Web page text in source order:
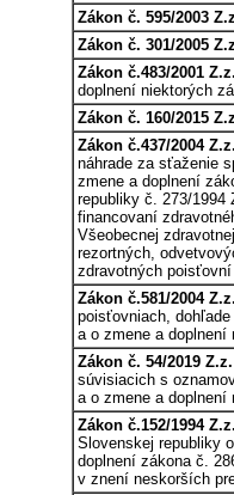
Zákon č. 595/2003
Zákon č. 301/2005
Zákon č.483/2001 Z.z.
doplnení niektorých
Zákon č. 160/2015
Zákon č.437/2004 Z.z.
náhrade za sťaženie
zmene a doplnení
republiky č. 273/1994
financovaní
Všeobecnej
rezortných,
zdravotných
Zákon č.581/2004 Z.z.
poisťovniach,
a o zmene a doplnení
Zákon č. 54/2019 Z.z.
súvisiacich s
a o zmene a doplnení
Zákon č.152/1994 Z.z.
Slovenskej republiky
doplnení zákona č.
v znení neskorších